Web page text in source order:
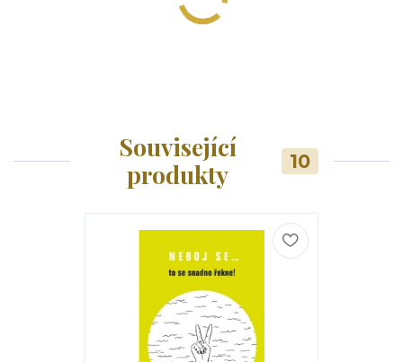
Související
produkty
10